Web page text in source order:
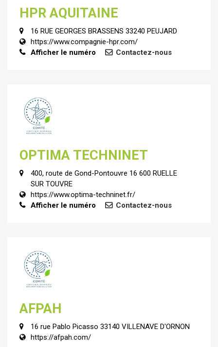
HPR AQUITAINE
16 RUE GEORGES BRASSENS 33240 PEUJARD
https://www.compagnie-hpr.com/
Afficher le numéro
Contactez-nous
OPTIMA TECHNINET
400, route de Gond-Pontouvre 16 600 RUELLE
SUR TOUVRE
https://www.optima-techninet.fr/
Afficher le numéro
Contactez-nous
AFPAH
16 rue Pablo Picasso 33140 VILLENAVE D'ORNON
https://afpah.com/